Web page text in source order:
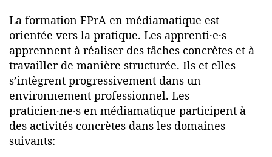
La formation FPrA en médiamatique est
orientée vers la pratique. Les apprenti·e·s
apprennent à réaliser des tâches concrètes et à
travailler de manière structurée. Ils et elles
s’intègrent progressivement dans un
environnement professionnel. Les
praticien·ne·s en médiamatique participent à
des activités concrètes dans les domaines
suivants: